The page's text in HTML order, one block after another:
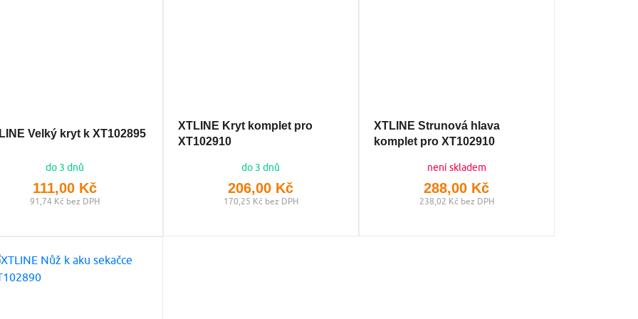
Velký kryt k XT102895
do 3 dnů
111,00 Kč
91,74 Kč bez DPH
XTLINE Kryt komplet pro
XT102910
do 3 dnů
206,00 Kč
170,25 Kč bez DPH
XTLINE Strunová hlava
komplet pro XT102910
není skladem
288,00 Kč
238,02 Kč bez DPH